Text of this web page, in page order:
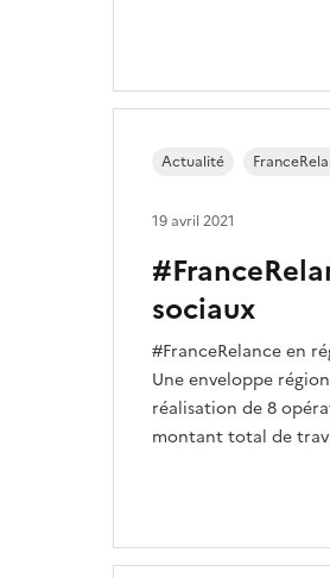
sociaux
#FranceRelance en
Une enveloppe
réalisation de 8
montant total de
Actualité
19 avril 2021